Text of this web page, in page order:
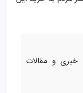
و مقالات